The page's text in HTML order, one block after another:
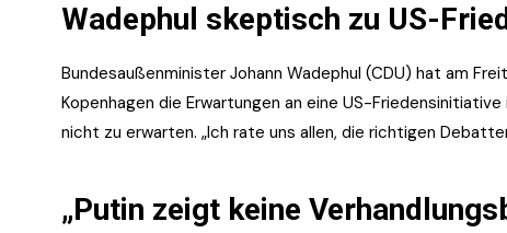
Wadephul skeptisch zu US-
Bundesaußenminister Johann Wadephul (CDU) hat am
Kopenhagen die Erwartungen an eine US-
nicht zu erwarten. „Ich rate uns allen, die richtigen
„Putin zeigt keine